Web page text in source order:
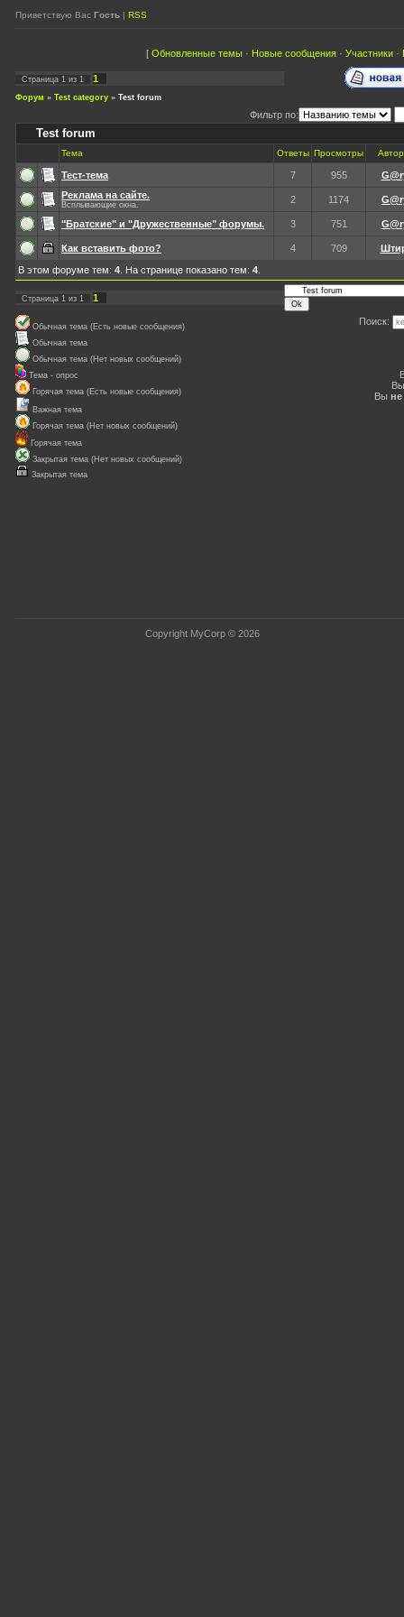
Приветствую Вас Гость | RSS
[ Обновленные темы · Новые сообщения · Участники ·
Страница 1 из 1 1
Форум » Test category » Test forum
Фильтр по:
Test forum
Тема Ответы Просмотры
Тест-тема 7 955
Реклама на сайте.
Всплывающие окна. 2 1174
"Братские" и "Дружественные" форумы. 3 751
Как вставить фото? 4 709
В этом форуме тем: 4 . На странице показано тем: 4
Страница 1 из 1 1
Обычная тема (Есть новые сообщения)
Обычная тема
Обычная тема (Нет новых сообщений)
Тема - опрос
Горячая тема (Есть новые сообщения)
Важная тема
Горячая тема (Нет новых сообщений)
Горячая тема
Закрытая тема (Нет новых сообщений)
Закрытая тема
Поиск:
Вы не
Copyright MyCorp © 2026